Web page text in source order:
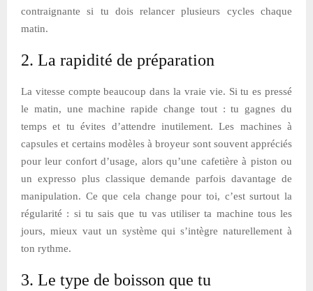
contraignante si tu dois relancer plusieurs cycles chaque
matin.
2. La rapidité de préparation
La vitesse compte beaucoup dans la vraie vie. Si tu es pressé
le matin, une machine rapide change tout : tu gagnes du
temps et tu évites d’attendre inutilement. Les machines à
capsules et certains modèles à broyeur sont souvent appréciés
pour leur confort d’usage, alors qu’une cafetière à piston ou
un expresso plus classique demande parfois davantage de
manipulation. Ce que cela change pour toi, c’est surtout la
régularité : si tu sais que tu vas utiliser ta machine tous les
jours, mieux vaut un système qui s’intègre naturellement à
ton rythme.
3. Le type de boisson que tu